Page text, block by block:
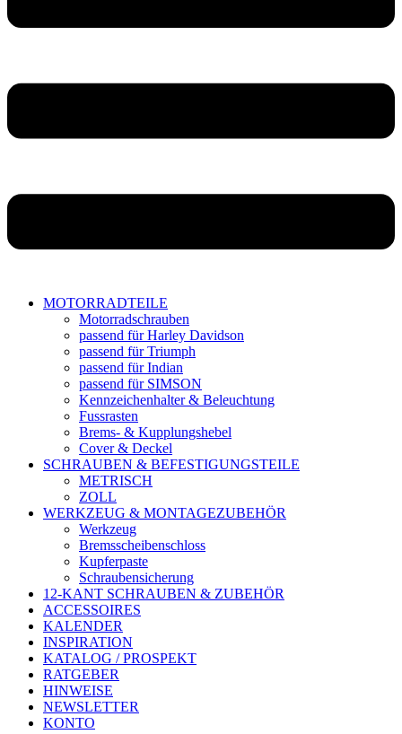
MOTORRADTEILE
Motorradschrauben
passend für Harley Davidson
passend für Triumph
passend für Indian
passend für SIMSON
Kennzeichenhalter & Beleuchtung
Fussrasten
Brems- & Kupplungshebel
Cover & Deckel
SCHRAUBEN & BEFESTIGUNGSTEILE
METRISCH
ZOLL
WERKZEUG & MONTAGEZUBEHÖR
Werkzeug
Bremsscheibenschloss
Kupferpaste
Schraubensicherung
12-KANT SCHRAUBEN & ZUBEHÖR
ACCESSOIRES
KALENDER
INSPIRATION
KATALOG / PROSPEKT
RATGEBER
HINWEISE
NEWSLETTER
KONTO